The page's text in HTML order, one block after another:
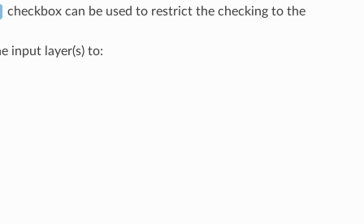
checkbox can be used to restrict the checking to the
input layer(s) to: